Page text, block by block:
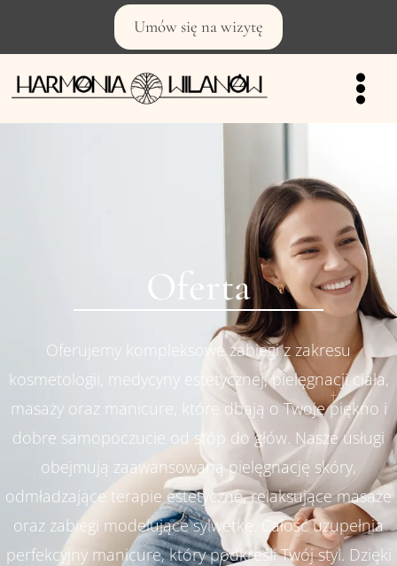
Umów się na wizytę
Oferta
Oferujemy kompleksowe zabiegi z zakresu
kosmetologii, medycyny estetycznej, pielęgnacji ciała,
masaży oraz manicure, które dbają o Twoje piękno i
dobre samopoczucie od stóp do głów. Nasze usługi
obejmują zaawansowaną pielęgnację skóry,
odmładzające terapie estetyczne, relaksujące masaże
oraz zabiegi modelujące sylwetkę. Całość uzupełnia
perfekcyjny manicure, który podkreśli Twój styl. Dzięki